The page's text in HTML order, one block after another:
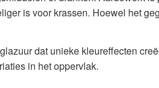
is voor krassen. Hoewel het
dat unieke kleureffecten
in het oppervlak.